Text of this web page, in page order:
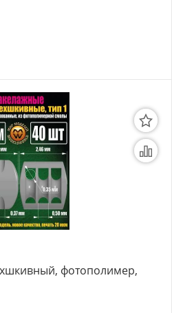
фотополимер,